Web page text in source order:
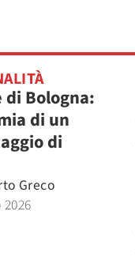
di Bologna:
di un
di
Greco